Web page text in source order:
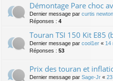
Démontage Pare choc
Dernier message par curtis newton
Réponses : 4
Touran TSI 150 Kit E85
Dernier message par cool1er « 14
Réponses : 53
Prix des touran et
Dernier message par Sage-Jr «